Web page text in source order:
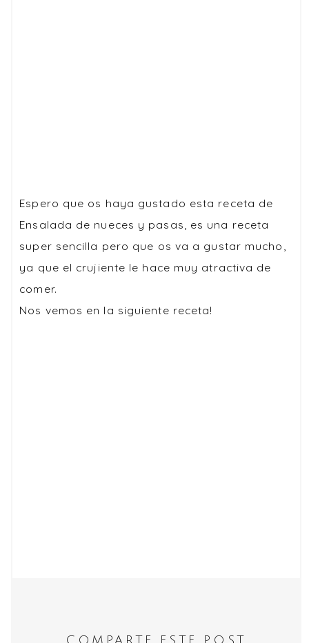
Espero que os haya gustado esta receta de
Ensalada de nueces y pasas, es una receta
super sencilla pero que os va a gustar mucho,
ya que el crujiente le hace muy atractiva de
comer.
Nos vemos en la siguiente receta!